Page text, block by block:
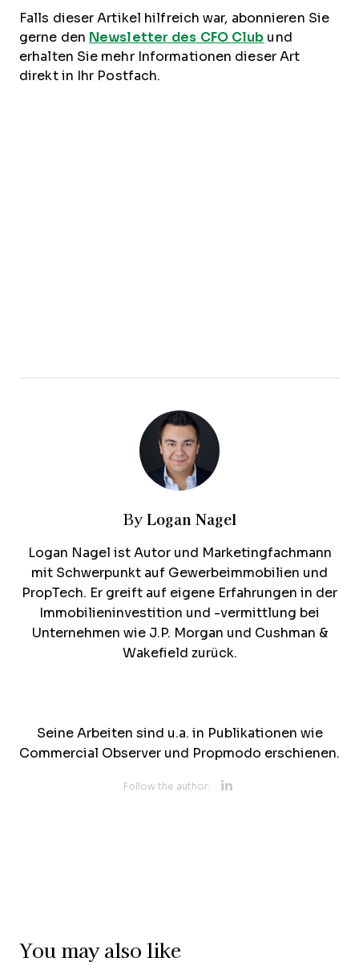
Falls dieser Artikel hilfreich war, abonnieren Sie
gerne den Newsletter des CFO Club und
erhalten Sie mehr Informationen dieser Art
direkt in Ihr Postfach.
By Logan Nagel
Logan Nagel ist Autor und Marketingfachmann
mit Schwerpunkt auf Gewerbeimmobilien und
PropTech. Er greift auf eigene Erfahrungen in der
Immobilieninvestition und -vermittlung bei
Unternehmen wie J.P. Morgan und Cushman &
Wakefield zurück.
Seine Arbeiten sind u.a. in Publikationen wie
Commercial Observer und Propmodo erschienen.
Follow the author:
You may also like